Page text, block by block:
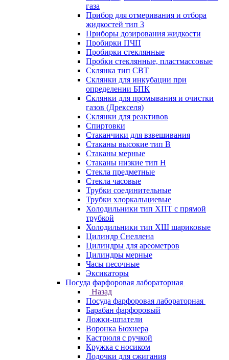
газа
Прибор для отмеривания и отбора
жидкостей тип 3
Приборы дозирования жидкости
Пробирки ПЧП
Пробирки стеклянные
Пробки стеклянные, пластмассовые
Склянка тип СВТ
Склянки для инкубации при
определении БПК
Склянки для промывания и очистки
газов (Дрекселя)
Склянки для реактивов
Спиртовки
Стаканчики для взвешивания
Стаканы высокие тип В
Стаканы мерные
Стаканы низкие тип Н
Стекла предметные
Стекла часовые
Трубки соединительные
Трубки хлоркальциевые
Холодильники тип ХПТ с прямой
трубкой
Холодильники тип ХШ шариковые
Цилиндр Снеллена
Цилиндры для ареометров
Цилиндры мерные
Часы песочные
Эксикаторы
Посуда фарфоровая лабораторная
Назад
Посуда фарфоровая лабораторная
Барабан фарфоровый
Ложки-шпатели
Воронка Бюхнера
Кастрюля с ручкой
Кружка с носиком
Лодочки для сжигания